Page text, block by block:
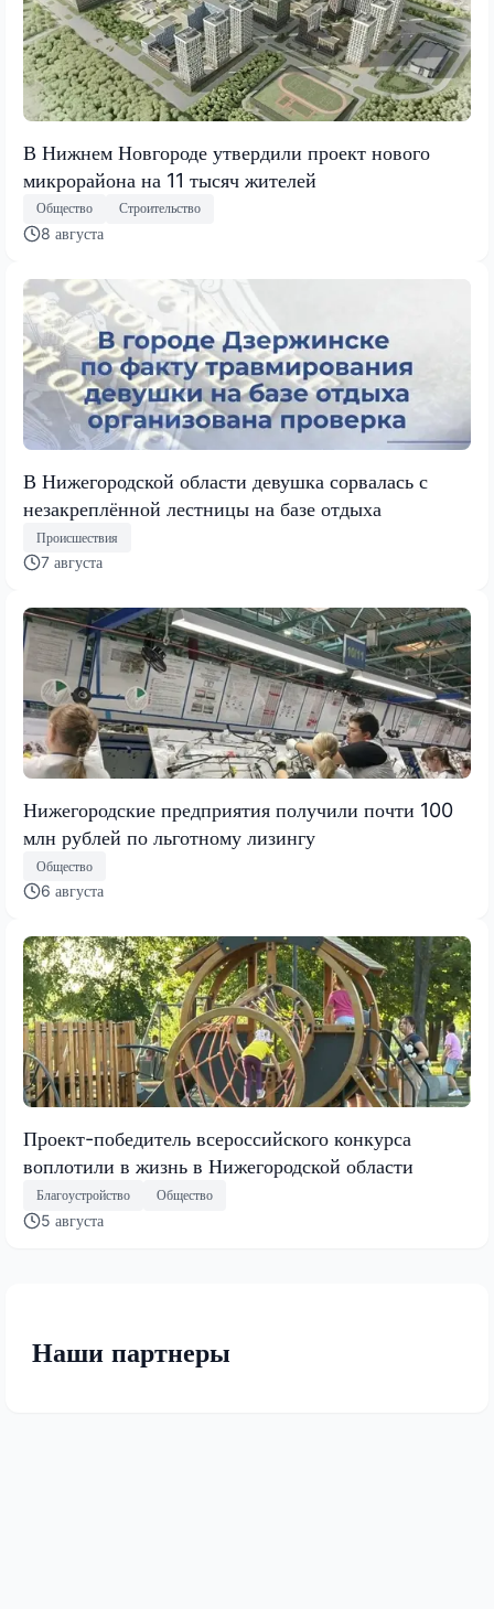
В Нижнем Новгороде утвердили проект нового
микрорайона на 11 тысяч жителей
Общество Строительство
8 августа
В Нижегородской области девушка сорвалась с
незакреплённой лестницы на базе отдыха
Происшествия
7 августа
Нижегородские предприятия получили почти 100
млн рублей по льготному лизингу
Общество
6 августа
Проект-победитель всероссийского конкурса
воплотили в жизнь в Нижегородской области
Благоустройство Общество
5 августа
Наши партнеры